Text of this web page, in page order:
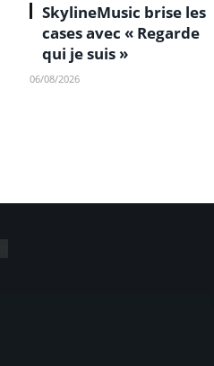
SkylineMusic brise les
cases avec « Regarde
qui je suis »
06/08/2026